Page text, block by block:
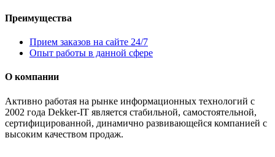
Преимущества
Прием заказов на сайте 24/7
Опыт работы в данной сфере
О компании
Активно работая на рынке информационных технологий с
2002 года Dekker-IT является стабильной, самостоятельной,
сертифицированной, динамично развивающейся компанией с
высоким качеством продаж.